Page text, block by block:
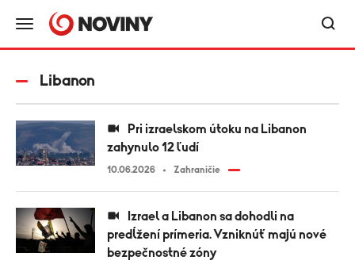
Libanon
zahynulo 12 ľudí
10.06.2026 Zahraničie
predĺžení prímeria. Vzniknúť majú nové
bezpečnostné zóny